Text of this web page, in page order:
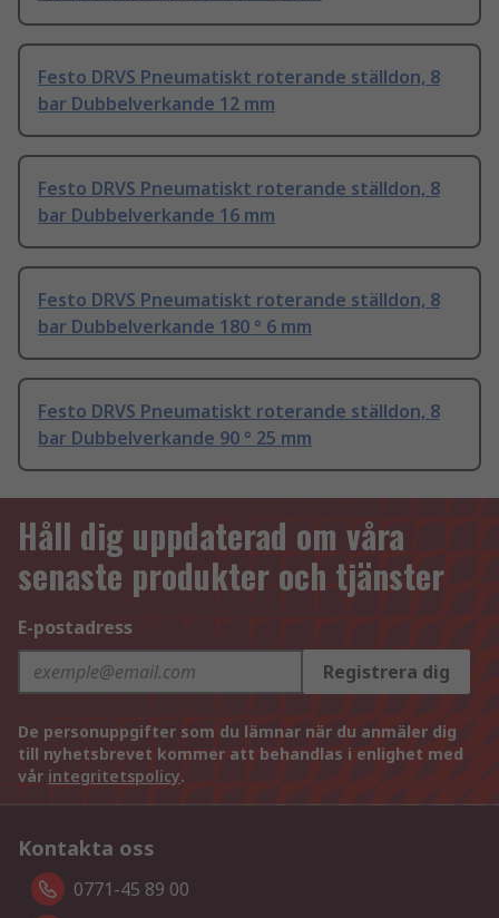
Festo DRVS Pneumatiskt roterande ställdon, 8
bar Dubbelverkande 12 mm
Festo DRVS Pneumatiskt roterande ställdon, 8
bar Dubbelverkande 16 mm
Festo DRVS Pneumatiskt roterande ställdon, 8
bar Dubbelverkande 180 ° 6 mm
Festo DRVS Pneumatiskt roterande ställdon, 8
bar Dubbelverkande 90 ° 25 mm
Håll dig uppdaterad om våra
senaste produkter och tjänster
E-postadress
Registrera dig
De personuppgifter som du lämnar när du anmäler dig
till nyhetsbrevet kommer att behandlas i enlighet med
vår integritetspolicy.
Kontakta oss
0771-45 89 00